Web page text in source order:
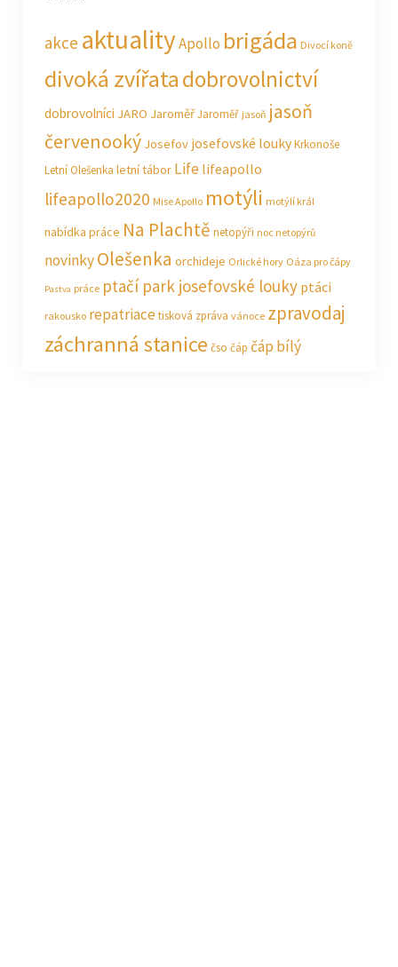
akce aktualityApollo brigáda Divocí koně
divoká zvířatadobrovolnictví
dobrovolníci JARO JaroměřJaroměř jasoň jasoň
červenooký Josefov josefovské loukyKrkonoše
Letní Olešenka letní tábor Life lifeapollo
lifeapollo2020 Mise Apollo motýli motýlí král
nabídka práce Na Plachtě netopýři noc netopýrů
novinkyOlešenka orchideje Orlické hory Oáza pro čápy
Pastva práce ptačí park josefovské louky ptáci
rakousko repatriacetisková zpráva vánoce zpravodaj
záchranná stanice čso čáp čáp bílý